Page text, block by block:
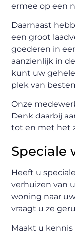
ermee op een
Daarnaast
een groot
goederen in
aanzienlijk in
kunt uw
plek van
Onze
Denk daarbij
tot en met het
Speciale
Heeft u
verhuizen van
woning naar
vraagt u ze
Maakt u